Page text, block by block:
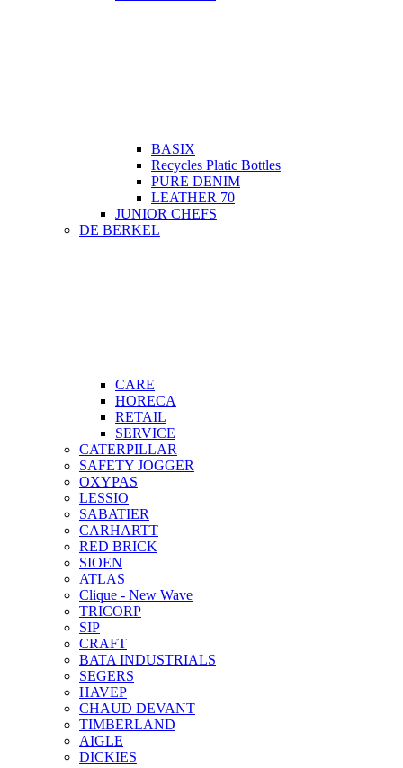
BASIX
Recycles Platic Bottles
PURE DENIM
LEATHER 70
JUNIOR CHEFS
DE BERKEL
CARE
HORECA
RETAIL
SERVICE
CATERPILLAR
SAFETY JOGGER
OXYPAS
LESSIO
SABATIER
CARHARTT
RED BRICK
SIOEN
ATLAS
Clique - New Wave
TRICORP
SIP
CRAFT
BATA INDUSTRIALS
SEGERS
HAVEP
CHAUD DEVANT
TIMBERLAND
AIGLE
DICKIES